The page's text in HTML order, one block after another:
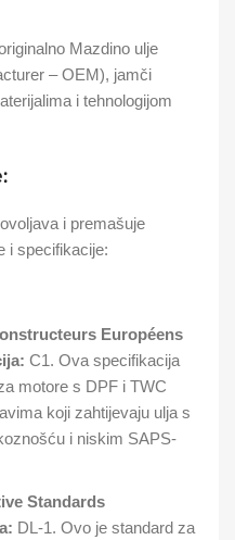
Mazdino ulje
– OEM), jamči
i tehnologijom
i premašuje
i specifikacije:
Européens
C1. Ova specifikacija
motore s DPF i TWC
koji zahtijevaju ulja s
i niskim SAPS-
Standards
DL-1. Ovo je standard za